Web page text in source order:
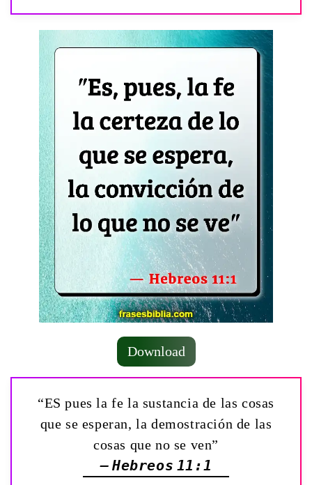
Download
“ES pues la fe la sustancia de las cosas
que se esperan, la demostración de las
cosas que no se ven”
— Hebreos 11:1